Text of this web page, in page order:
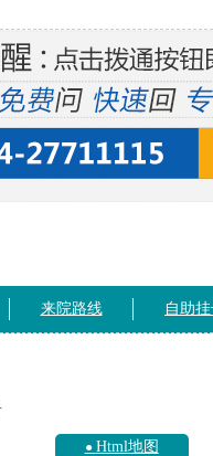
来院路线 自助
Html地图